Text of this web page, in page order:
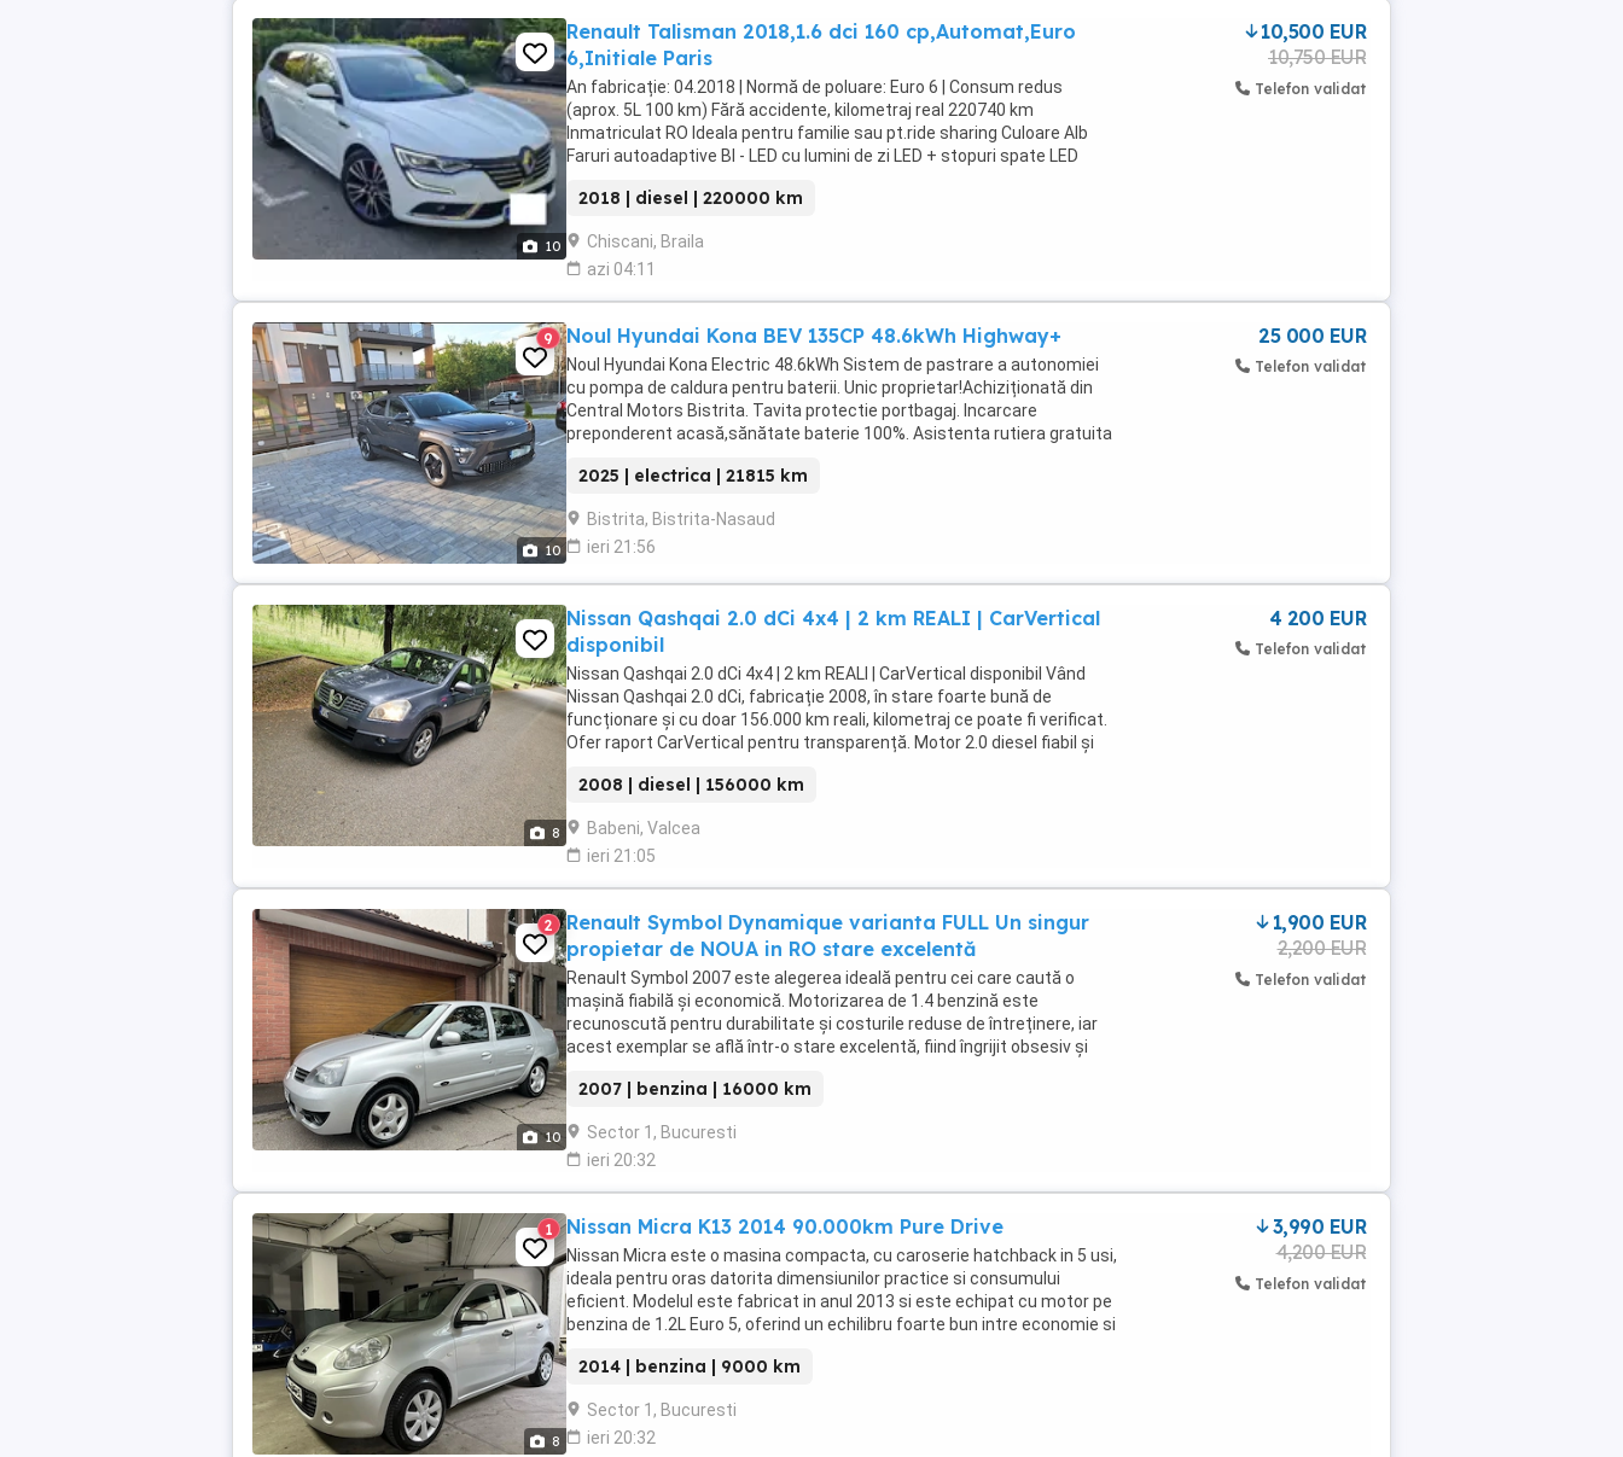
10
Renault Talisman 2018,1.6 dci 160 cp,Automat,Euro
6,Initiale Paris
An fabricație: 04.2018 | Normă de poluare: Euro 6 | Consum redus
(aprox. 5L 100 km) Fără accidente, kilometraj real 220740 km
Inmatriculat RO Ideala pentru familie sau pt.ride sharing Culoare Alb
Faruri autoadaptive BI - LED cu lumini de zi LED + stopuri spate LED
2018 | diesel | 220000 km
Chiscani, Braila
azi 04:11
10,500 EUR
10,750 EUR
Telefon validat
10
9 Noul Hyundai Kona BEV 135CP 48.6kWh Highway+
Noul Hyundai Kona Electric 48.6kWh Sistem de pastrare a autonomiei
cu pompa de caldura pentru baterii. Unic proprietar!Achiziționată din
Central Motors Bistrita. Tavita protectie portbagaj. Incarcare
preponderent acasă,sănătate baterie 100%. Asistenta rutiera gratuita
2025 | electrica | 21815 km
Bistrita, Bistrita-Nasaud
ieri 21:56
25 000 EUR
Telefon validat
8
Nissan Qashqai 2.0 dCi 4x4 | 2 km REALI | CarVertical
disponibil
Nissan Qashqai 2.0 dCi 4x4 | 2 km REALI | CarVertical disponibil Vând
Nissan Qashqai 2.0 dCi, fabricație 2008, în stare foarte bună de
funcționare și cu doar 156.000 km reali, kilometraj ce poate fi verificat.
Ofer raport CarVertical pentru transparență. Motor 2.0 diesel fiabil și
2008 | diesel | 156000 km
Babeni, Valcea
ieri 21:05
4 200 EUR
Telefon validat
10
2
Renault Symbol Dynamique varianta FULL Un singur
propietar de NOUA in RO stare excelentă
Renault Symbol 2007 este alegerea ideală pentru cei care caută o
mașină fiabilă și economică. Motorizarea de 1.4 benzină este
recunoscută pentru durabilitate și costurile reduse de întreținere, iar
acest exemplar se află într-o stare excelentă, fiind îngrijit obsesiv și
2007 | benzina | 16000 km
Sector 1, Bucuresti
ieri 20:32
1,900 EUR
2,200 EUR
Telefon validat
8
1 Nissan Micra K13 2014 90.000km Pure Drive
Nissan Micra este o masina compacta, cu caroserie hatchback in 5 usi,
ideala pentru oras datorita dimensiunilor practice si consumului
eficient. Modelul este fabricat in anul 2013 si este echipat cu motor pe
benzina de 1.2L Euro 5, oferind un echilibru foarte bun intre economie si
2014 | benzina | 9000 km
Sector 1, Bucuresti
ieri 20:32
3,990 EUR
4,200 EUR
Telefon validat